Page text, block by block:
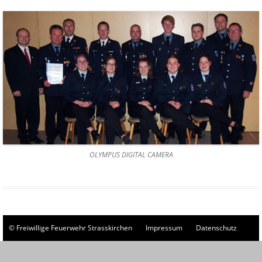
OLYMPUS DIGITAL CAMERA
© Freiwillige Feuerwehr Strasskirchen Impressum Datenschutz